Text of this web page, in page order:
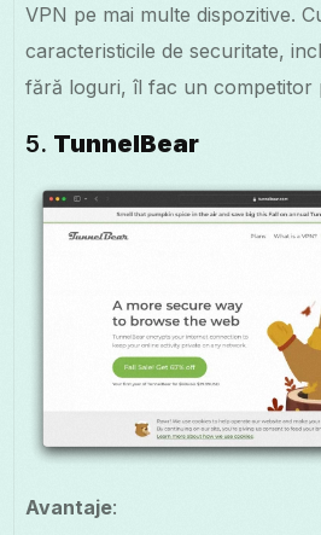
VPN pe mai multe dispozitive.
caracteristicile de securitate,
fără loguri, îl fac un competitor
5. TunnelBear
Avantaje: